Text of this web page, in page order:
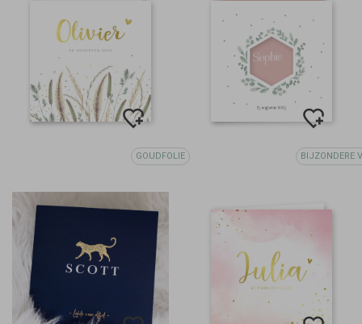
GOUDFOLIE BIJZONDERE